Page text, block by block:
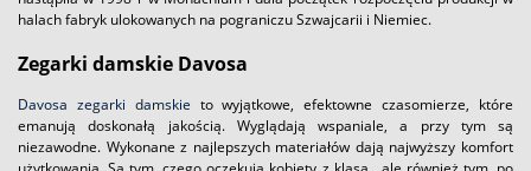
halach fabryk ulokowanych na pograniczu Szwajcarii i Niemiec.
Zegarki damskie Davosa
Davosa zegarki damskie to wyjątkowe, efektowne czasomierze, które
emanują doskonałą jakością. Wyglądają wspaniale, a przy tym są
niezawodne. Wykonane z najlepszych materiałów dają najwyższy komfort